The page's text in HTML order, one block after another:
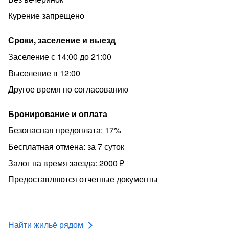
или законными представителями!
Не заселяем с животными!
Проведение торжеств, вечеринок, и т.д. запрещено!
Распитие спиртных напитков и нахождение в
состоянии опьянения в квартире запрещено!
Курение в квартире запрещено!
человек в брони!
В подъезде ведется видеонаблюдение. Для заселения
необходим паспорт.
При нарушении правил проживания залог не
возвращается! Гость, нарушивший правила,
выселяется!
предоплаты! Если вы нажали забронировать и
Курение запрещено
Сроки, заселение и выезд
Заселение с 14:00 до 21:00
Выселение в 12:00
Другое время по согласованию
Бронирование и оплата
Безопасная предоплата: 17%
Бесплатная отмена: за 7 суток
Залог на время заезда: 2000 ₽
Предоставляются отчетные документы
Найти жильё рядом